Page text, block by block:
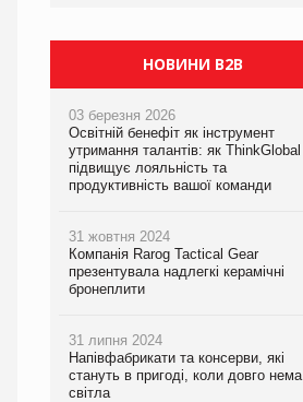
НОВИНИ B2B
03 березня 2026
Освітній бенефіт як інструмент
утримання талантів: як ThinkGlobal
підвищує лояльність та
продуктивність вашої команди
31 жовтня 2024
Компанія Rarog Tactical Gear
презентувала надлегкі керамічні
бронеплити
31 липня 2024
Напівфабрикати та консерви, які
стануть в пригоді, коли довго нема
світла